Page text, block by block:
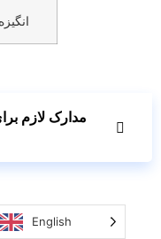
مدارک لازم
English